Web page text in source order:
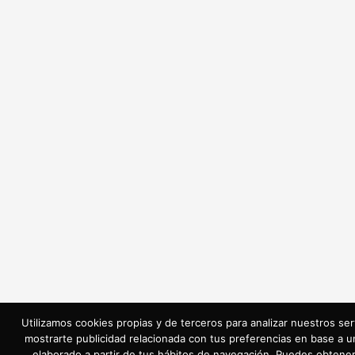
Utilizamos cookies propias y de terceros para analizar nuestros
mostrarte publicidad relacionada con tus preferencias en base a